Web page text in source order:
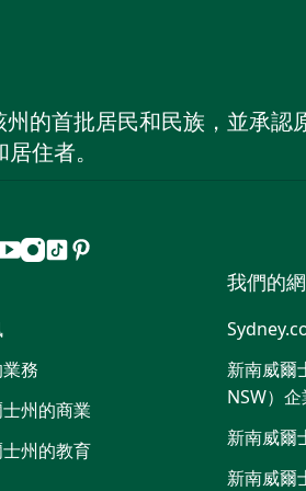
的首批居民和民族，並承認
居住者。
Youtube
Instagram
抖 Pinterest
務
州的商業
州的教育
我們的
新南威爾
NSW）
新南威爾
新南威爾